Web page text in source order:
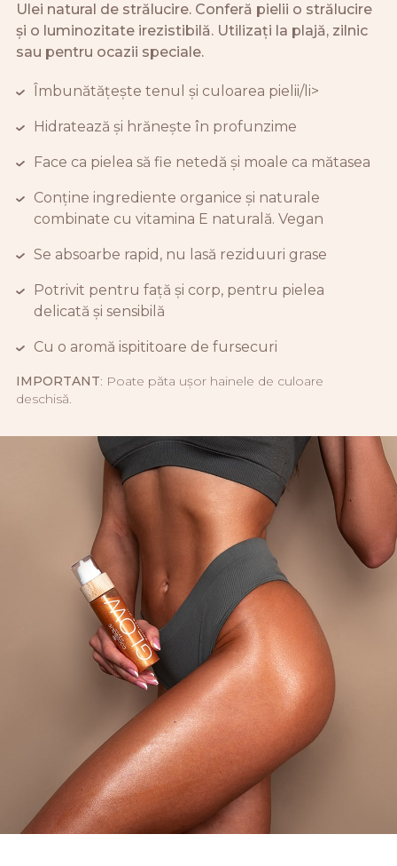
Ulei natural de strălucire. Conferă pielii o strălucire
și o luminozitate irezistibilă. Utilizați la plajă, zilnic
sau pentru ocazii speciale.
Îmbunătățește tenul și culoarea pielii/li>
Hidratează și hrănește în profunzime
Face ca pielea să fie netedă și moale ca mătasea
Conține ingrediente organice și naturale
combinate cu vitamina E naturală. Vegan
Se absoarbe rapid, nu lasă reziduuri grase
Potrivit pentru față și corp, pentru pielea
delicată și sensibilă
Cu o aromă ispititoare de fursecuri
IMPORTANT: Poate păta ușor hainele de culoare
deschisă.